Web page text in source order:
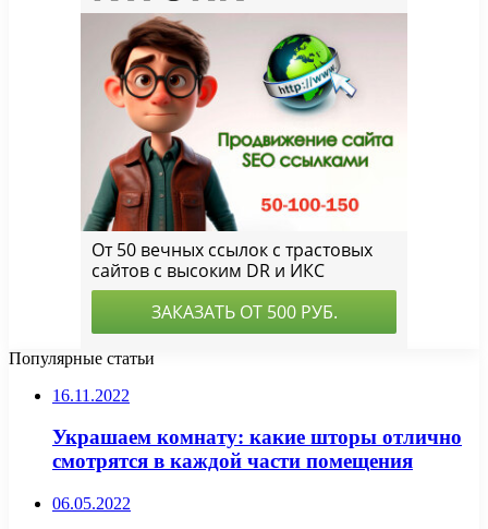
Популярные статьи
16.11.2022
Украшаем комнату: какие шторы отлично
смотрятся в каждой части помещения
06.05.2022